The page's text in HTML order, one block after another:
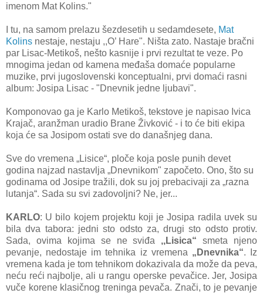
imenom Mat Kolins."
I tu, na samom prelazu šezdesetih u sedamdesete, Mat
Kolins nestaje, nestaju ,,O’ Hare". Ništa zato. Nastaje bračni
par Lisac-Metikoš, nešto kasnije i prvi rezultat te veze. Po
mnogima jedan od kamena međaša domaće popularne
muzike, prvi jugoslovenski konceptualni, prvi domaći rasni
album: Josipa Lisac - "Dnevnik jedne ljubavi".
Komponovao ga je Karlo Metikoš, tekstove je napisao Ivica
Krajač, aranžman uradio Brane Živković - i to će biti ekipa
koja će sa Josipom ostati sve do današnjeg dana.
Sve do vremena „Lisice“, ploče koja posle punih devet
godina najzad nastavlja „Dnevnikom" započeto. Ono, što su
godinama od Josipe tražili, dok su joj prebacivaji za „razna
lutanja“. Sada su svi zadovoljni? Ne, jer...
KARLO: U bilo kojem projektu koji je Josipa radila uvek su
bila dva tabora: jedni sto odsto za, drugi sto odsto protiv.
Sada, ovima kojima se ne sviđa ,,Lisica“ smeta njeno
pevanje, nedostaje im tehnika iz vremena „Dnevnika“. Iz
vremena kada je tom tehnikom dokazivala da može da peva,
neću reći najbolje, ali u rangu operske pevačice. Jer, Josipa
vuče korene klasičnog treninga pevača. Znači, to je pevanje